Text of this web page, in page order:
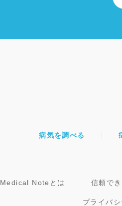
病気を調べる
Medical Noteとは 信頼で
プライバ